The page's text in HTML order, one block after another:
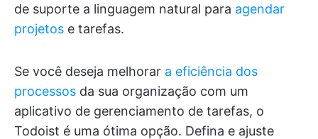
de suporte a linguagem natural para agendar
projetos e tarefas.
Se você deseja melhorar a eficiência dos
processos da sua organização com um
aplicativo de gerenciamento de tarefas, o
Todoist é uma ótima opção. Defina e ajuste